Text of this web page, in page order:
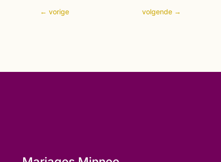
← vorige volgende →